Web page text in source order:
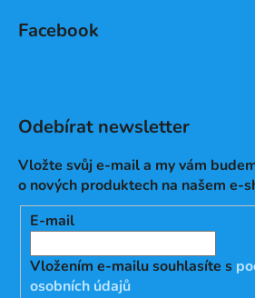
Facebook
Odebírat newsletter
Vložte svůj e-mail a my vám
o nových produktech na našem e-
E-mail
Vložením e-mailu souhlasíte s
osobních údajů